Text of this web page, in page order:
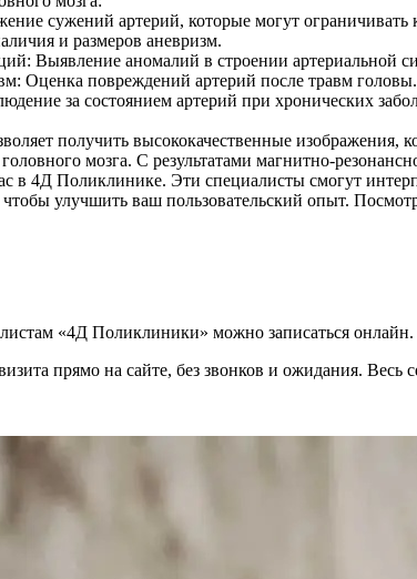
сужений артерий, которые могут ограничивать
и размеров аневризм.
Выявление аномалий в строении артериальной
Оценка повреждений артерий после травм головы.
за состоянием артерий при хронических
получить высококачественные изображения,
мозга. С результатами магнитно-
в 4Д Поликлинике. Эти специалисты смогут
чтобы улучшить ваш пользовательский опыт.
«4Д Поликлиники» можно записаться онлайн.
прямо на сайте, без звонков и ожидания.